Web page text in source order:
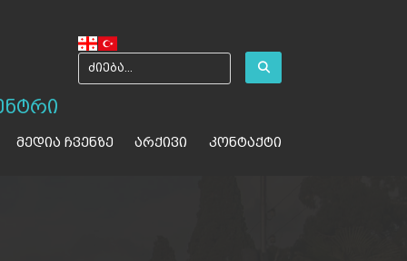
მედია ჩვენზე არქივი კონტაქტი